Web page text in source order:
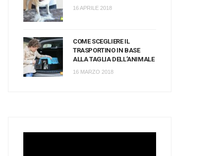
16 APRILE 2018
COME SCEGLIERE IL
TRASPORTINO IN BASE
ALLA TAGLIA DELL’ANIMALE
16 MARZO 2018